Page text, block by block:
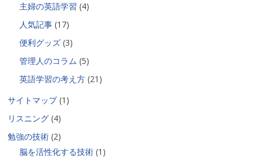
主婦の英語学習 (4)
人気記事 (17)
便利グッズ (3)
管理人のコラム (5)
英語学習の考え方 (21)
サイトマップ(1)
リスニング (4)
勉強の技術 (2)
脳を活性化する技術 (1)